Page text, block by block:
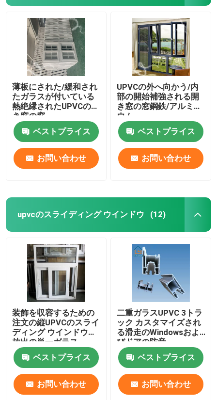
薄板にされた/緩和され
たガラスが付いている
熱絶縁されたUPVCの開
き窓の窓
ベストプライス
お問い合わせ
UPVCの外へ向かう/内
部の開始補強される開
き窓の窓鋼鉄/アルミニ
ウム
ベストプライス
お問い合わせ
upvcのスライディング ウインドウ (12)
装飾を収容するための
注文の縦UPVCのスライ
ディング ウインドウの
放出の単一ガラス
ベストプライス
お問い合わせ
二重ガラスUPVC 3トラ
ック カスタマイズされ
る滑走のWindowsおよ
びドアの防音
ベストプライス
お問い合わせ